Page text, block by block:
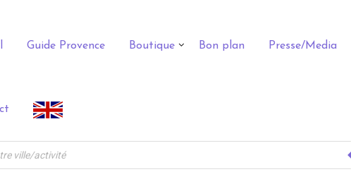
Guide Provence Boutique Bon plan Presse/Media